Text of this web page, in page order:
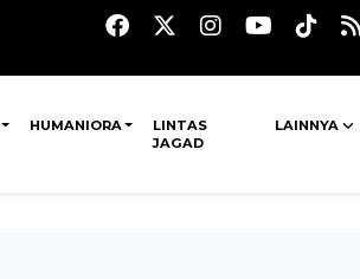
HUMANIORA
LINTAS
JAGAD
LAINNYA